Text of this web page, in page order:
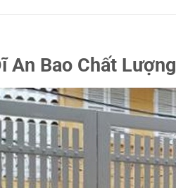
An Bao Chất Lượng